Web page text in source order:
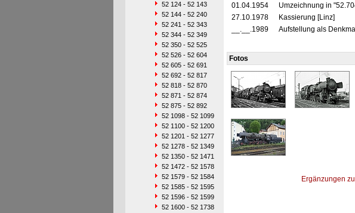
52 124 - 52 143
52 144 - 52 240
52 241 - 52 343
52 344 - 52 349
52 350 - 52 525
52 526 - 52 604
52 605 - 52 691
52 692 - 52 817
52 818 - 52 870
52 871 - 52 874
52 875 - 52 892
52 1098 - 52 1099
52 1100 - 52 1200
52 1201 - 52 1277
52 1278 - 52 1349
52 1350 - 52 1471
52 1472 - 52 1578
52 1579 - 52 1584
52 1585 - 52 1595
52 1596 - 52 1599
52 1600 - 52 1738
01.04.1954
Umzeichnung in
27.10.1978
Kassierung [Linz]
__.__.1989
Aufstellung als
Fotos
Ergänzungen